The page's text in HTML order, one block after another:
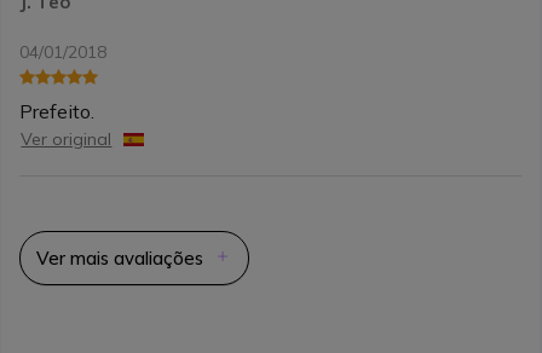
04/01/2018
Prefeito.
Ver original
Ver mais avaliações